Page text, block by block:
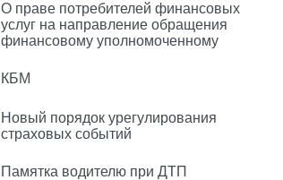
О праве потребителей финансовых
услуг на направление обращения
финансовому уполномоченному
КБМ
Новый порядок урегулирования
страховых событий
Памятка водителю при ДТП